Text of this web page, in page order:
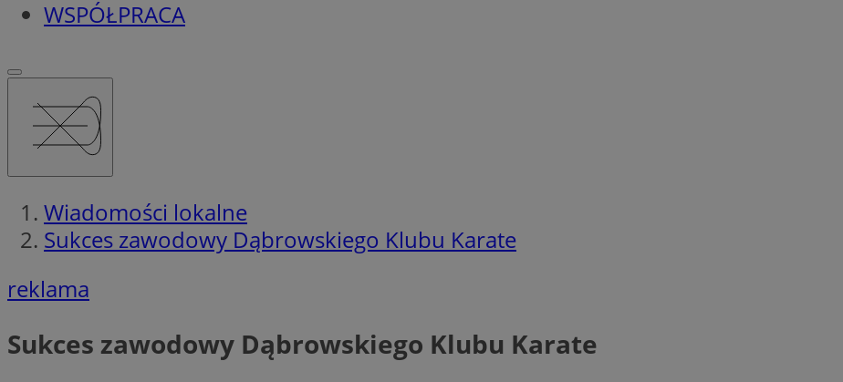
WSPÓŁPRACA
Wiadomości lokalne
Sukces zawodowy Dąbrowskiego Klubu Karate
reklama
Sukces zawodowy Dąbrowskiego Klubu Karate